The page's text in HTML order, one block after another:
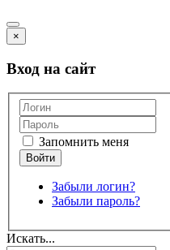
×
Вход на сайт
Запомнить меня
Забыли логин?
Забыли пароль?
Искать...